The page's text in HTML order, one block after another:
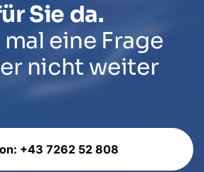
Sie da.
eine Frage
nicht weiter
+43 7262 52 808